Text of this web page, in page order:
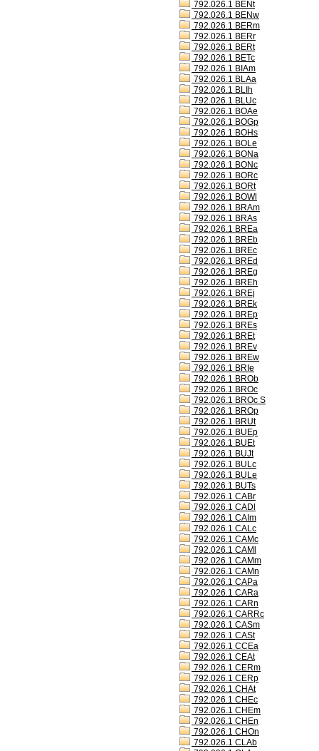
792.026.1 BENt
792.026.1 BENw
792.026.1 BERm
792.026.1 BERr
792.026.1 BERt
792.026.1 BETc
792.026.1 BIAm
792.026.1 BLAa
792.026.1 BLIh
792.026.1 BLUc
792.026.1 BOAe
792.026.1 BOGp
792.026.1 BOHs
792.026.1 BOLe
792.026.1 BONa
792.026.1 BONc
792.026.1 BORc
792.026.1 BORt
792.026.1 BOWl
792.026.1 BRAm
792.026.1 BRAs
792.026.1 BREa
792.026.1 BREb
792.026.1 BREc
792.026.1 BREd
792.026.1 BREg
792.026.1 BREh
792.026.1 BREj
792.026.1 BREk
792.026.1 BREp
792.026.1 BREs
792.026.1 BREt
792.026.1 BREv
792.026.1 BREw
792.026.1 BRIe
792.026.1 BROb
792.026.1 BROc
792.026.1 BROc S
792.026.1 BROp
792.026.1 BRUt
792.026.1 BUEp
792.026.1 BUEt
792.026.1 BUJt
792.026.1 BULc
792.026.1 BULe
792.026.1 BUTs
792.026.1 CABr
792.026.1 CADl
792.026.1 CAIm
792.026.1 CALc
792.026.1 CAMc
792.026.1 CAMl
792.026.1 CAMm
792.026.1 CAMn
792.026.1 CAPa
792.026.1 CARa
792.026.1 CARn
792.026.1 CARRc
792.026.1 CASm
792.026.1 CASt
792.026.1 CCEa
792.026.1 CEAt
792.026.1 CERm
792.026.1 CERp
792.026.1 CHAt
792.026.1 CHEc
792.026.1 CHEm
792.026.1 CHEn
792.026.1 CHOn
792.026.1 CLAb